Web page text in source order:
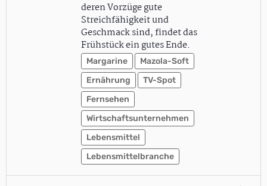
deren Vorzüge gute
Streichfähigkeit und
Geschmack sind, findet das
Frühstück ein gutes Ende.
Margarine
Mazola-Soft
Ernährung
TV-Spot
Fernsehen
Wirtschaftsunternehmen
Lebensmittel
Lebensmittelbranche